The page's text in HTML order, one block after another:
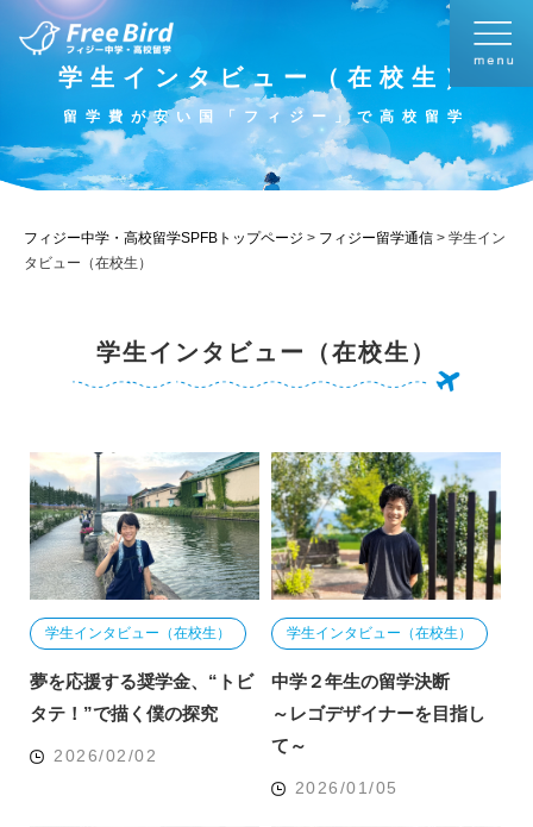
学生インタビュー（在校生）
留学費が安い国「フィジー」で高校留学
フィジー中学・高校留学SPFBトップページ > フィジー留学通信 > 学生イン
タビュー（在校生）
学生インタビュー（在校生）
学生インタビュー（在校生）
夢を応援する奨学金、“トビ
タテ！”で描く僕の探究
2026/02/02
学生インタビュー（在校生）
中学２年生の留学決断
～レゴデザイナーを目指し
て～
2026/01/05